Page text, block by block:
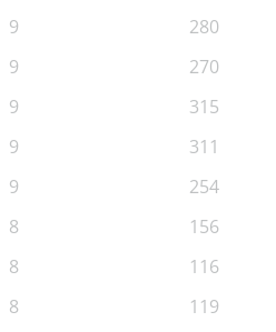
9
9
9
9
9
8
8
8
280
270
315
311
254
156
116
119